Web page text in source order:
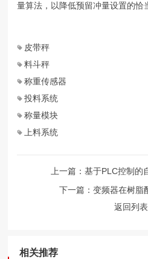
相关推荐
量算法，以降低预留冲量设置的恰
皮带秤
料斗秤
称重传感器
投料系统
称量模块
上料系统
上一篇：基于PLC控制的
返回列表
下一篇：变频器在树脂